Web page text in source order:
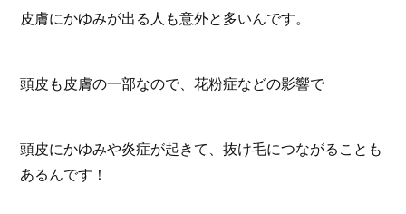
皮膚にかゆみが出る人も意外と多いんです。
頭皮も皮膚の一部なので、花粉症などの影響で
頭皮にかゆみや炎症が起きて、抜け毛につながることも
あるんです！